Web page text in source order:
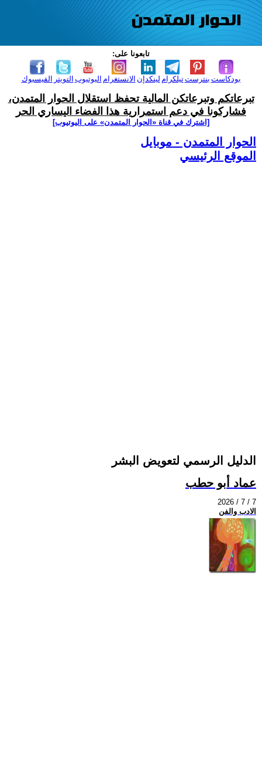
تابعونا على:
الفيسبوك التويتر اليوتيوب الانستغرام لينكدإن تيلكرامبنترست بودكاست
تبرعاتكم وتبرعاتكن المالية تحفظ استقلال الحوار المتمدن،
فشاركونا في دعم استمرارية هذا الفضاء اليساري الحر
[اشترك في قناة ‫«الحوار المتمدن» على اليوتيوب]
الحوار المتمدن - موبايل
الموقع الرئيسي
الدليل الرسمي لتعويض البشر
عماد أبو حطب
2026 / 7 / 7
الادب والفن